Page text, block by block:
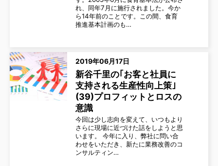
れ、同年7月に施行されました。今か
ら14年前のことです。この間、食育
推進基本計画のも…
2019年06月17日
新谷千里の｢お客と社員に
支持される生産性向上策｣
(39)プロフィットとロスの
意識
今回は少し志向を変えて、いつもより
さらに現場に近づけた話をしようと思
います。 今年に入り、弊社に問い合
わせをいただき、新たに業務改善のコ
ンサルティン…